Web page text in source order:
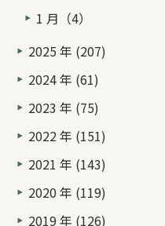
1 月（4）
2025 年 (207)
2024 年 (61)
2023 年 (75)
2022 年 (151)
2021 年 (143)
2020 年 (119)
2019 年 (126)